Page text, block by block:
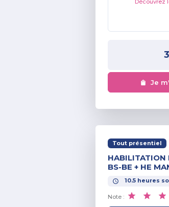
Découvrez
Je
Tout présentiel
HABILITATION
BS-BE + HE
10.5 heures
Note :